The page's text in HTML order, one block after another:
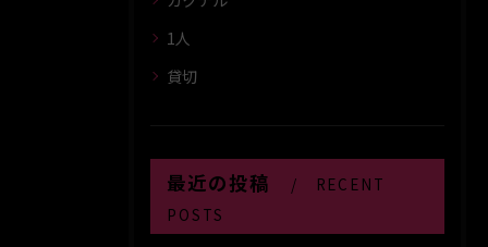
1人
貸切
最近の投稿
RECENT
POSTS